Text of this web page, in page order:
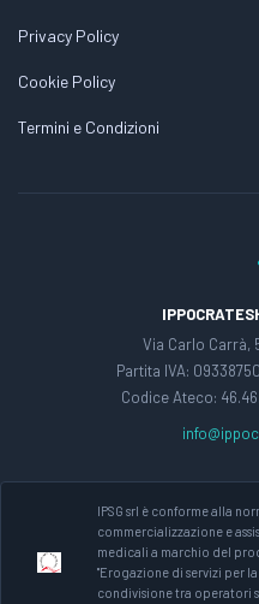
Privacy Policy
Cookie Policy
Termini e Condizioni
Via Carlo Carrà,
Partita IVA:
Codice Ateco:
IPSG srl è conforme alla
commercializzazione e
medicali a marchio del
"Erogazione di servizi per
condivisione tra operatori